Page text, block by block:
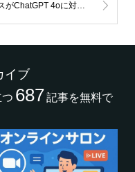
ChatGPT機能開発サービスがChatGPT 4oに対応します。
イブ
687記事を無料で